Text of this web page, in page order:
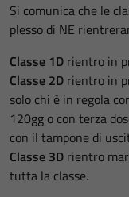
Si comunica che le
plesso di NE
Classe 1D rientro in
Classe 2D rientro in
solo chi è in regola
120gg​ o con terza
con il tampone di
Classe 3D rientro
tutta la classe.